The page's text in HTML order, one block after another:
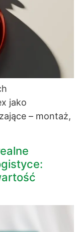
jako
– montaż,